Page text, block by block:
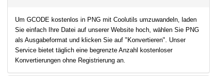
Um GCODE kostenlos in PNG mit Coolutils umzuwandeln, laden
Sie einfach Ihre Datei auf unserer Website hoch, wählen Sie PNG
als Ausgabeformat und klicken Sie auf "Konvertieren". Unser
Service bietet täglich eine begrenzte Anzahl kostenloser
Konvertierungen ohne Registrierung an.